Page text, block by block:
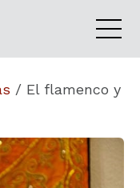
/ El flamenco y